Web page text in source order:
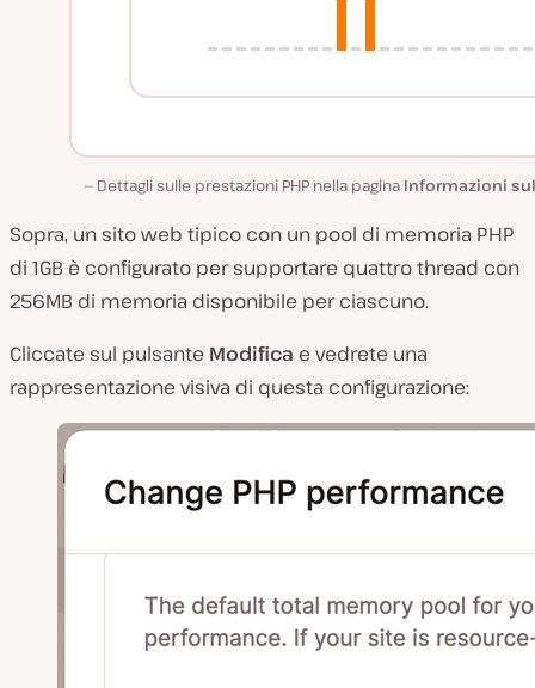
Dettagli sulle prestazioni PHP nella pagina Informazioni
Sopra, un sito web tipico con un pool di memoria PHP
di 1GB è configurato per supportare quattro thread con
256MB di memoria disponibile per ciascuno.
Cliccate sul pulsante Modifica e vedrete una
rappresentazione visiva di questa configurazione: